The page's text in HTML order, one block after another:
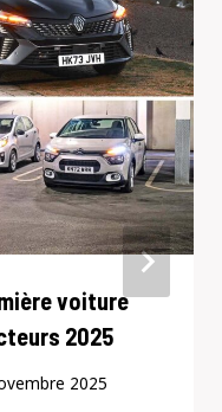
voiture
2025
2025